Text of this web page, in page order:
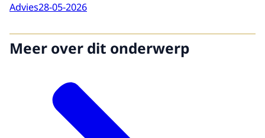
Advies28-05-2026
Meer over dit onderwerp